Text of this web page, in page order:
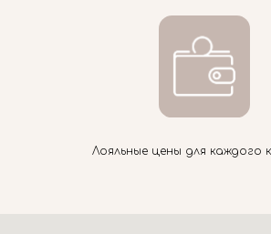
Лояльные цены для каждого